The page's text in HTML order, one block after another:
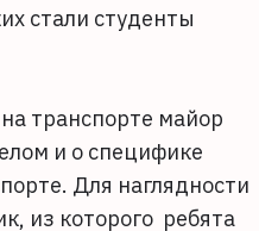
стали студенты
транспорте майор
и о специфике
Для наглядности
из которого ребята